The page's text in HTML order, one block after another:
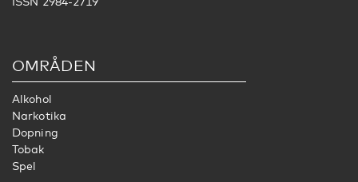
OMRÅDEN
Alkohol
Narkotika
Dopning
Tobak
Spel